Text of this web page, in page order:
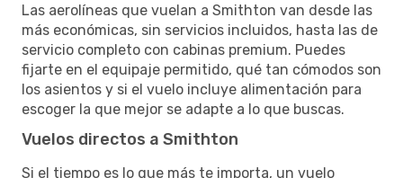
Las aerolíneas que vuelan a Smithton van desde las
más económicas, sin servicios incluidos, hasta las de
servicio completo con cabinas premium. Puedes
fijarte en el equipaje permitido, qué tan cómodos son
los asientos y si el vuelo incluye alimentación para
escoger la que mejor se adapte a lo que buscas.
Vuelos directos a Smithton
Si el tiempo es lo que más te importa, un vuelo